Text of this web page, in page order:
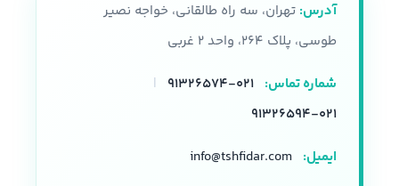
آدرس: تهران، سه راه طالقانی، خواجه نصیر
طوسی، پلاک ۲۶۴، واحد ۲ غربی
شماره تماس: ۰۲۱-۹۱۳۲۶۵۷۴
|
۰۲۱-۹۱۳۲۶۵۹۴
ایمیل: info@tshfidar.com